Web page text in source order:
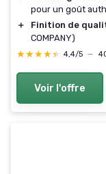
pour un goût
＋
Finition de
COMPANY)
★★★★★
★★★★★ 4,4/5 —
Voir l'offre